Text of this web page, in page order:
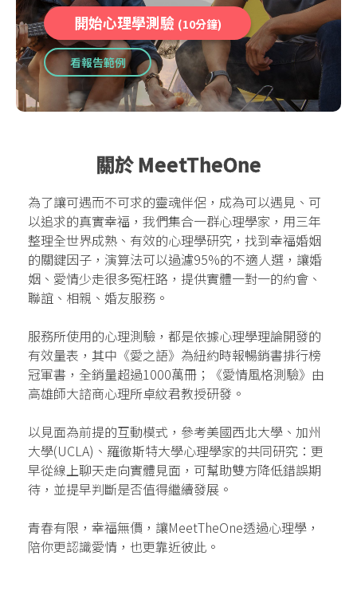
開始心理學測驗 (10分鐘)
看報告範例
關於 MeetTheOne
為了讓可遇而不可求的靈魂伴侶，成為可以遇見、可
以追求的真實幸福，我們集合一群心理學家，用三年
整理全世界成熟、有效的心理學研究，找到幸福婚姻
的關鍵因子，演算法可以過濾95%的不適人選，讓婚
姻、愛情少走很多冤枉路，提供實體一對一的約會、
聯誼、相親、婚友服務。
服務所使用的心理測驗，都是依據心理學理論開發的
有效量表，其中《愛之語》為紐約時報暢銷書排行榜
冠軍書，全銷量超過1000萬冊；《愛情風格測驗》由
高雄師大諮商心理所卓紋君教授研發。
以見面為前提的互動模式，參考美國西北大學、加州
大學(UCLA)、羅徹斯特大學心理學家的共同研究：更
早從線上聊天走向實體見面，可幫助雙方降低錯誤期
待，並提早判斷是否值得繼續發展。
青春有限，幸福無價，讓MeetTheOne透過心理學，
陪你更認識愛情，也更靠近彼此。